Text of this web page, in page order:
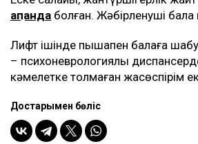
ақпанда болған. Жәбірленуші бала
Лифт ішінде пышақпен балаға
– психоневрологиялық
кәмелетке толмаған жасөспірім
Достарыңмен бөліс